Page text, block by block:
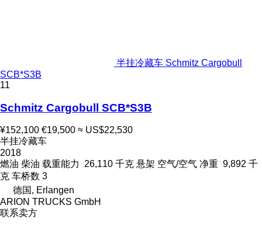
半挂冷藏车 Schmitz Cargobull
SCB*S3B
11
Schmitz Cargobull SCB*S3B
¥152,100 €19,500 ≈ US$22,530
半挂冷藏车
2018
燃油 柴油 载重能力 26,110 千克 悬架 空气/空气 净重 9,892 千
克 车桥数 3
德国, Erlangen
ARION TRUCKS GmbH
联系卖方